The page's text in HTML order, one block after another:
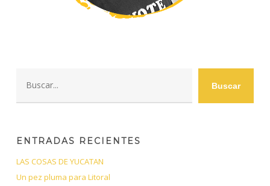
Buscar
ENTRADAS RECIENTES
LAS COSAS DE YUCATAN
Un pez pluma para Litoral